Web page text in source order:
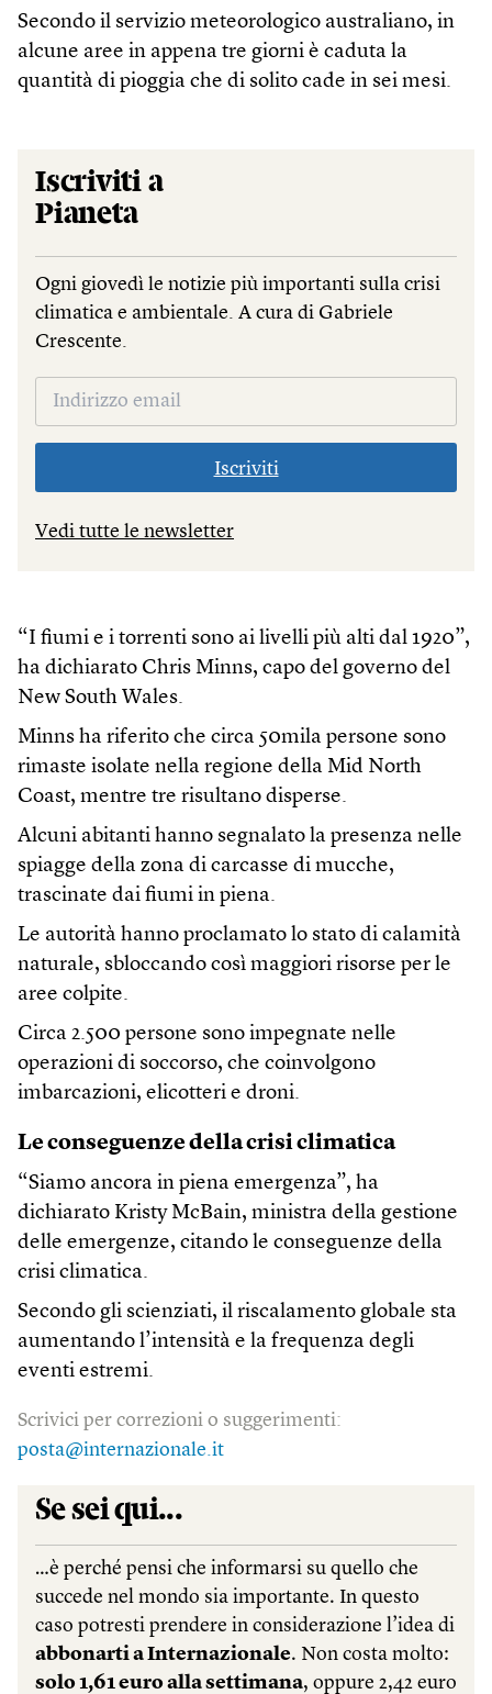
Secondo il servizio meteorologico australiano, in
alcune aree in appena tre giorni è caduta la
quantità di pioggia che di solito cade in sei mesi.
Iscriviti a
Pianeta
Ogni giovedì le notizie più importanti sulla crisi
climatica e ambientale. A cura di Gabriele
Crescente.
Iscriviti
Vedi tutte le newsletter
“I fiumi e i torrenti sono ai livelli più alti dal 1920”,
ha dichiarato Chris Minns, capo del governo del
New South Wales.
Minns ha riferito che circa 50mila persone sono
rimaste isolate nella regione della Mid North
Coast, mentre tre risultano disperse.
Alcuni abitanti hanno segnalato la presenza nelle
spiagge della zona di carcasse di mucche,
trascinate dai fiumi in piena.
Le autorità hanno proclamato lo stato di calamità
naturale, sbloccando così maggiori risorse per le
aree colpite.
Circa 2.500 persone sono impegnate nelle
operazioni di soccorso, che coinvolgono
imbarcazioni, elicotteri e droni.
Le conseguenze della crisi climatica
“Siamo ancora in piena emergenza”, ha
dichiarato Kristy McBain, ministra della gestione
delle emergenze, citando le conseguenze della
crisi climatica.
Secondo gli scienziati, il riscalamento globale sta
aumentando l’intensità e la frequenza degli
eventi estremi.
Scrivici per correzioni o suggerimenti:
posta@internazionale.it